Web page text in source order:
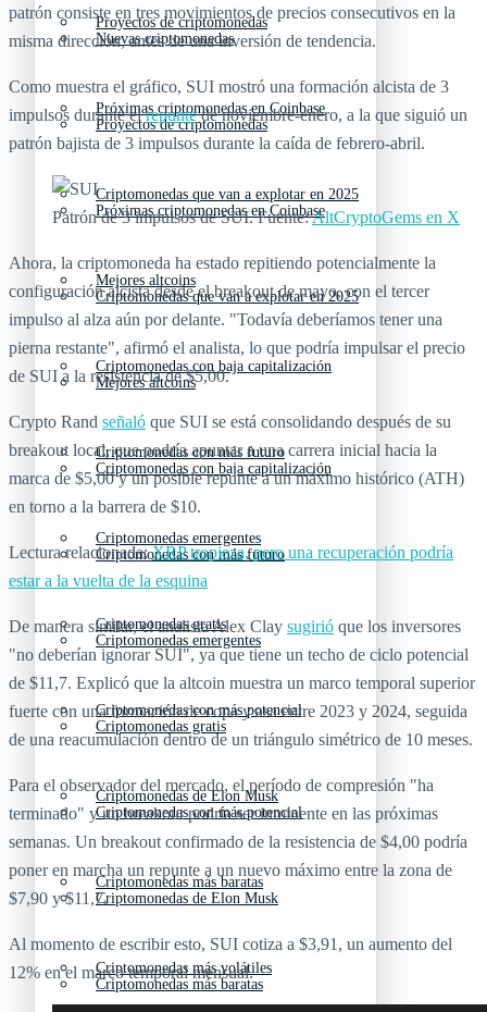
Proyectos de criptomonedas
Próximas criptomonedas en Coinbase
Criptomonedas que van a explotar en 2025
Mejores altcoins
Criptomonedas con baja capitalización
Criptomonedas con más futuro
Criptomonedas emergentes
Criptomonedas gratis
Criptomonedas con más potencial
Criptomonedas de Elon Musk
Criptomonedas más baratas
Criptomonedas más volátiles
Nuevas criptomonedas
Proyectos de criptomonedas
Próximas criptomonedas en Coinbase
Criptomonedas que van a explotar en 2025
Mejores altcoins
Criptomonedas con baja capitalización
Criptomonedas con más futuro
Criptomonedas emergentes
Criptomonedas gratis
Criptomonedas con más potencial
Criptomonedas de Elon Musk
Criptomonedas más baratas
patrón consiste en tres movimientos de precios consecutivos en la
misma dirección, antes de una inversión de tendencia.
Como muestra el gráfico, SUI mostró una formación alcista de 3
impulsos durante elrepuntede noviembre-enero, a la que siguió un
patrón bajista de 3 impulsos durante la caída de febrero-abril.
Patrón de 3 impulsos de SUI. Fuente:AltCryptoGems en X
Ahora, la criptomoneda ha estado repitiendo potencialmente la
configuración alcista desde el breakout de mayo, con el tercer
impulso al alza aún por delante. "Todavía deberíamos tener una
pierna restante", afirmó el analista, lo que podría impulsar el precio
de SUI a la resistencia de $5,00.
Crypto Rand señaló que SUI se está consolidando después de su
breakout local, que podría apuntar a una carrera inicial hacia la
marca de $5,00 y un posible repunte a un máximo histórico (ATH)
en torno a la barrera de $10.
Lectura relacionada:XRP tropieza, pero una recuperación podría
estar a la vuelta de la esquina
De manera similar, el analista Alex Clay sugirió que los inversores
"no deberían ignorar SUI", ya que tiene un techo de ciclo potencial
de $11,7. Explicó que la altcoin muestra un marco temporal superior
fuerte con una formación de copa y asa entre 2023 y 2024, seguida
de una reacumulación dentro de un triángulo simétrico de 10 meses.
Para el observador del mercado, el período de compresión "ha
terminado" y un breakout podría ser inminente en las próximas
semanas. Un breakout confirmado de la resistencia de $4,00 podría
poner en marcha un repunte a un nuevo máximo entre la zona de
$7,90 y $11,7.
Al momento de escribir esto, SUI cotiza a $3,91, un aumento del
12% en el marco temporal mensual.